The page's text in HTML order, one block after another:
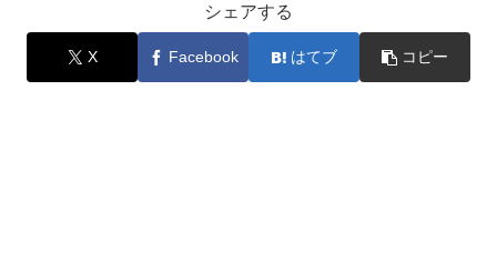
シェアする
X Facebook はてブ コピー